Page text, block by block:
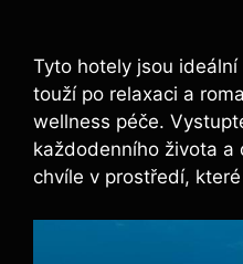
Tyto hotely jsou
touží po relaxaci a⁢
wellness péče.
‌každodenního ​života a
⁤chvíle v prostředí,